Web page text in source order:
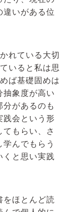
違いがある位
れている大切
いると私は思
ば基礎固めは
抽象度が高い
分があるのも
践会という形
もらい、さ
んでもらう
くと思い実践
をほとんど読